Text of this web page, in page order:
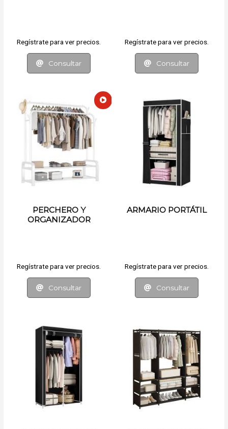
Regístrate para ver precios.
Consultar
Regístrate para ver precios.
Consultar
PERCHERO Y
ORGANIZADOR
Regístrate para ver precios.
Consultar
ARMARIO PORTÁTIL
Regístrate para ver precios.
Consultar